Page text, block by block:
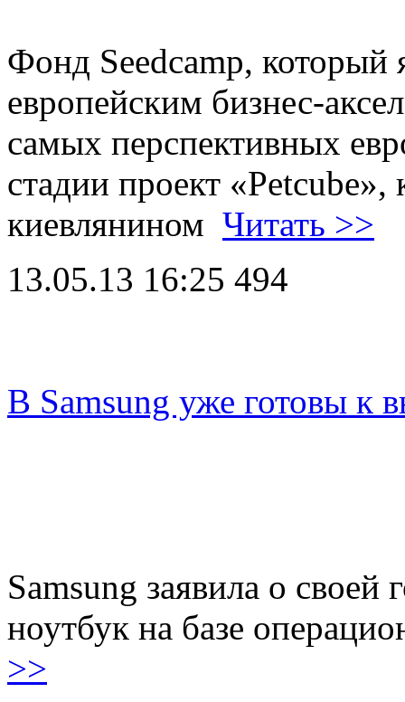
Фонд Seedcamp, который
европейским бизнес-
самых перспективных
стадии проект
киевлянином Читать >>
13.05.13 16:25 494
В Samsung уже готовы к
Samsung заявила о своей
ноутбук на базе
>>